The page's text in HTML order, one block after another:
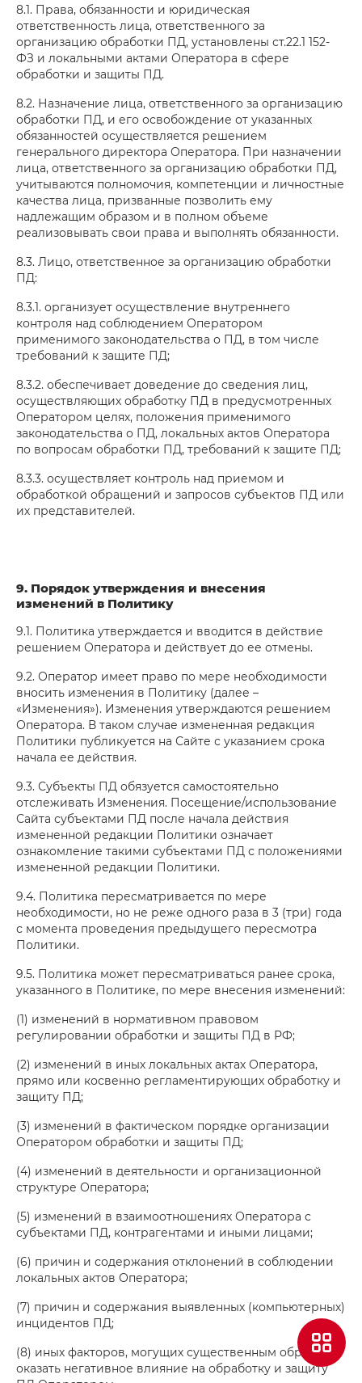
8.1. Права, обязанности и юридическая
ответственность лица, ответственного за
организацию обработки ПД, установлены ст.22.1 152-
ФЗ и локальными актами Оператора в сфере
обработки и защиты ПД.
8.2. Назначение лица, ответственного за организацию
обработки ПД, и его освобождение от указанных
обязанностей осуществляется решением
генерального директора Оператора. При назначении
лица, ответственного за организацию обработки ПД,
учитываются полномочия, компетенции и личностные
качества лица, призванные позволить ему
надлежащим образом и в полном объеме
реализовывать свои права и выполнять обязанности.
8.3. Лицо, ответственное за организацию обработки
ПД:
8.3.1. организует осуществление внутреннего
контроля над соблюдением Оператором
применимого законодательства о ПД, в том числе
требований к защите ПД;
8.3.2. обеспечивает доведение до сведения лиц,
осуществляющих обработку ПД в предусмотренных
Оператором целях, положения применимого
законодательства о ПД, локальных актов Оператора
по вопросам обработки ПД, требований к защите ПД;
8.3.3. осуществляет контроль над приемом и
обработкой обращений и запросов субъектов ПД или
их представителей.
9. Порядок утверждения и внесения
изменений в Политику
9.1. Политика утверждается и вводится в действие
решением Оператора и действует до ее отмены.
9.2. Оператор имеет право по мере необходимости
вносить изменения в Политику (далее –
«Изменения»). Изменения утверждаются решением
Оператора. В таком случае измененная редакция
Политики публикуется на Сайте с указанием срока
начала ее действия.
9.3. Субъекты ПД обязуется самостоятельно
отслеживать Изменения. Посещение/использование
Сайта субъектами ПД после начала действия
измененной редакции Политики означает
ознакомление такими субъектами ПД с положениями
измененной редакции Политики.
9.4. Политика пересматривается по мере
необходимости, но не реже одного раза в 3 (три) года
с момента проведения предыдущего пересмотра
Политики.
9.5. Политика может пересматриваться ранее срока,
указанного в Политике, по мере внесения изменений:
(1) изменений в нормативном правовом
регулировании обработки и защиты ПД в РФ;
(2) изменений в иных локальных актах Оператора,
прямо или косвенно регламентирующих обработку и
защиту ПД;
(3) изменений в фактическом порядке организации
Оператором обработки и защиты ПД;
(4) изменений в деятельности и организационной
структуре Оператора;
(5) изменений в взаимоотношениях Оператора с
субъектами ПД, контрагентами и иными лицами;
(6) причин и содержания отклонений в соблюдении
локальных актов Оператора;
(7) причин и содержания выявленных (компьютерных)
инцидентов ПД;
(8) иных факторов, могущих существенным образом
оказать негативное влияние на обработку и защиту